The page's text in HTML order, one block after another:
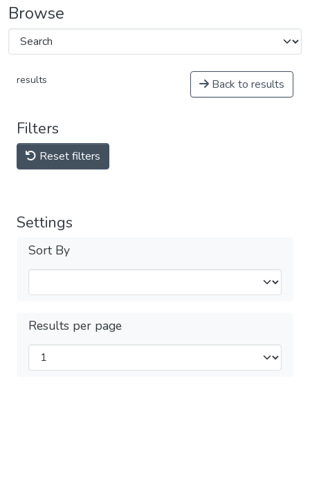
Browse
results Back to results
Filters
Reset filters
Settings
Sort By
Results per page